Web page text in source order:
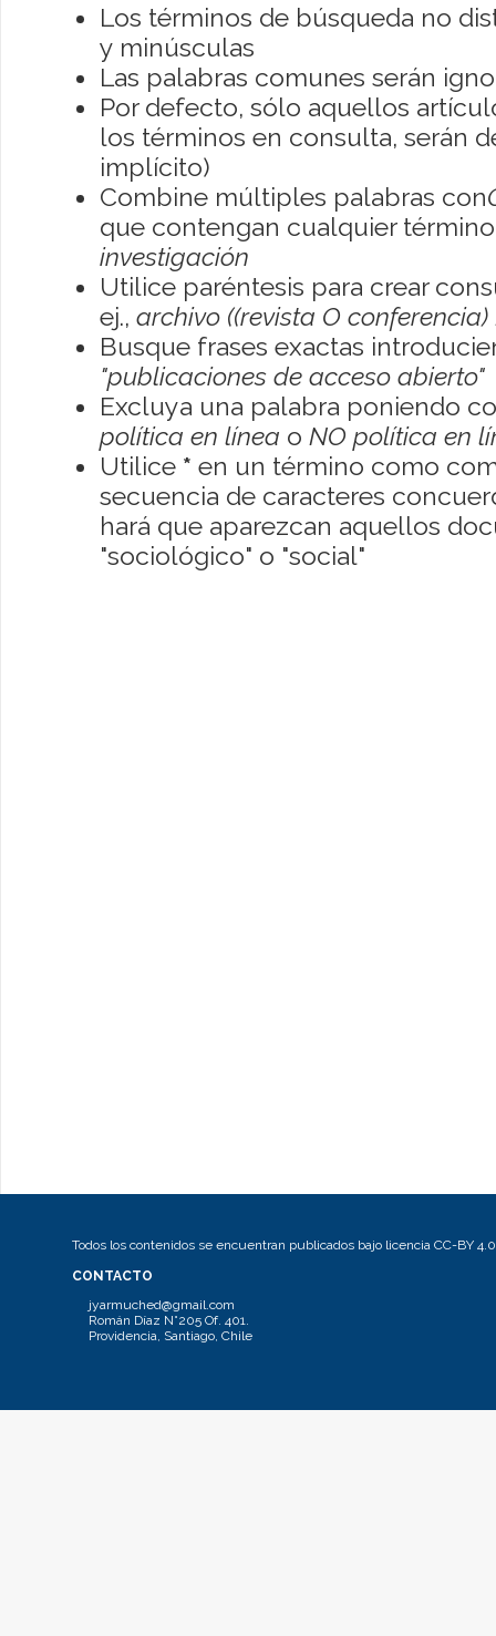
Los términos de búsqueda no
y minúsculas
Las palabras comunes serán
Por defecto, sólo aquellos
los términos en consulta, serán
implícito)
Combine múltiples palabras con
que contengan cualquier
investigación
Utilice paréntesis para crear
ej., archivo ((revista O conferencia)
Busque frases exactas
"publicaciones de acceso abierto"
Excluya una palabra poniendo
política en línea o NO política en
Utilice * en un término como
secuencia de caracteres
hará que aparezcan aquellos
"sociológico" o "social"
Todos los contenidos se encuentran publicados bajo licencia CC-BY 4.0
CONTACTO
jyarmuched@gmail.com
Román Díaz N°205 Of. 401.
Providencia, Santiago, Chile